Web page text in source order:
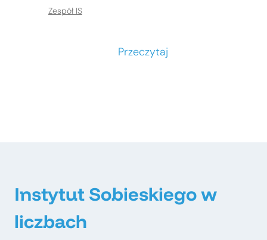
Zespół IS
Przeczytaj
–
Instytut Sobieskiego w
liczbach